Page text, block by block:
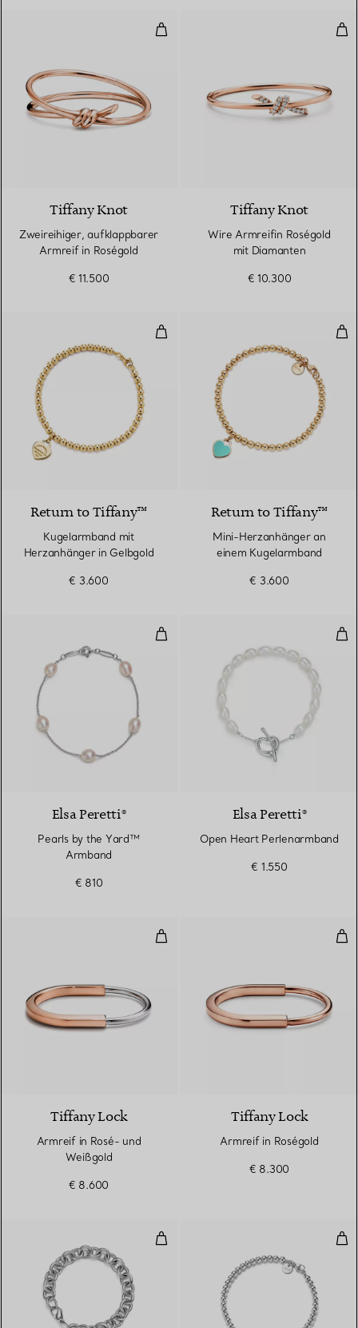
Zweireihiger, aufklappbarer
Tiffany Knot
Zweireihiger, aufklappbarer
Armreif in Roségold
€ 11.500
Tiffany Knot
Wire Armreifin Roségold
mit Diamanten
€ 10.300
Kugelarmband mit
Return to Tiffany™
Kugelarmband mit
Herzanhänger in Gelbgold
€ 3.600
Return to Tiffany™
Mini-Herzanhänger an
einem Kugelarmband
€ 3.600
Pearls by the Yard™ Armband
Elsa Peretti®
Pearls by the Yard™
Armband
€ 810
Elsa Peretti®
Open Heart Perlenarmband
€ 1.550
Armreif in Rosé- und Weißgold
Tiffany Lock
Armreif in Rosé- und
Weißgold
€ 8.600
Tiffany Lock
Armreif in Roségold
€ 8.300
Armband mit Herzanhänger in